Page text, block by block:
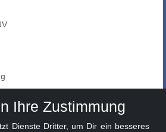
Ihre Zustimmung
Dienste Dritter, um Dir ein besseres